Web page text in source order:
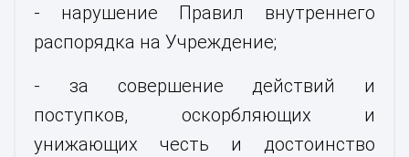
- нарушение Правил внутреннего
распорядка на Учреждение;
- за совершение действий и
поступков, оскорбляющих и
унижающих честь и достоинство